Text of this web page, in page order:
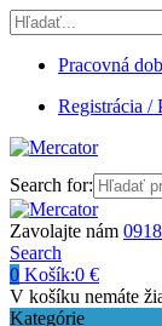
Pracovná
Registrácia /
Search for:
Zavolajte nám
Search
0 Košík:0 €
V košíku nemáte
Kategórie